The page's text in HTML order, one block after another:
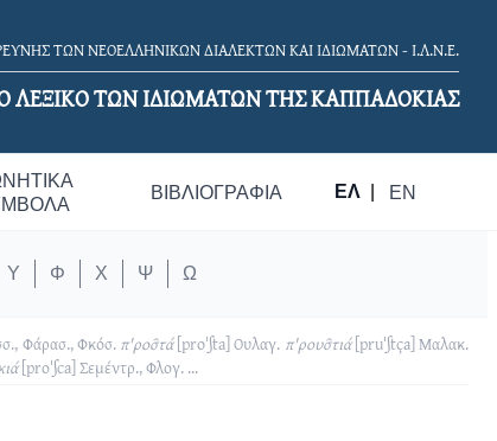
ΤΩΝ ΝΕΟΕΛΛΗΝΙΚΩΝ ΔΙΑΛΕΚΤΩΝ ΚΑΙ ΙΔΙΩΜΑΤΩΝ - Ι.Λ.Ν.Ε.
ΛΕΞΙΚΟ TΩΝ ΙΔΙΩΜΑΤΩΝ ΤΗΣ ΚΑΠΠΑΔΟΚΙΑΣ
ΒΙΒΛΙΟΓΡΑΦΊΑ ΕΛ EN
Υ Φ Χ Ψ Ω
Φάρασ., Φκόσ. π'ροσ̑τά [proˈʃta] Ουλαγ. π'ρουσ̑τιά [pruˈʃtça] Μαλακ.
[prοˈʃca] Σεμέντρ., Φλογ. ...